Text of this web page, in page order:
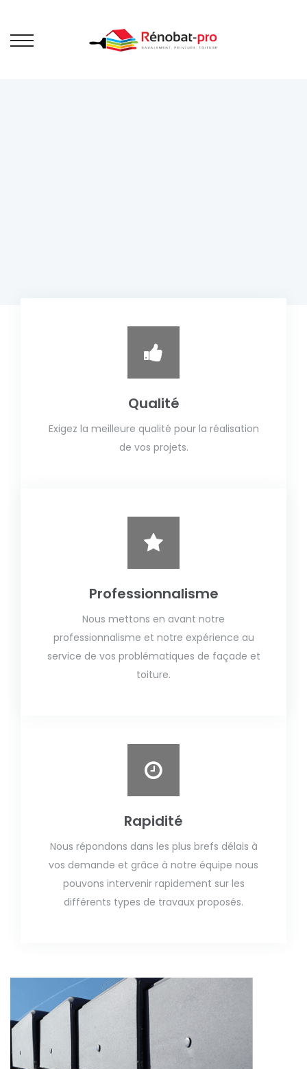
Qualité
Exigez la meilleure qualité pour la réalisation
de vos projets.
Professionnalisme
Nous mettons en avant notre
professionnalisme et notre expérience au
service de vos problématiques de façade et
toiture.
Rapidité
Nous répondons dans les plus brefs délais à
vos demande et grâce à notre équipe nous
pouvons intervenir rapidement sur les
différents types de travaux proposés.